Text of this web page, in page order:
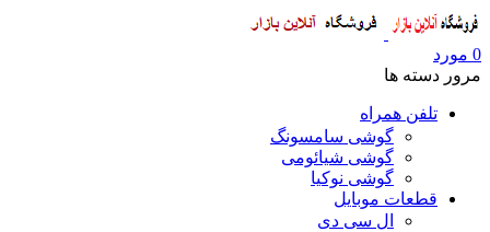
0 مورد
مرور دسته ها
تلفن همراه
گوشی سامسونگ
گوشی شیائومی
گوشی نوکیا
قطعات موبایل
ال سی دی